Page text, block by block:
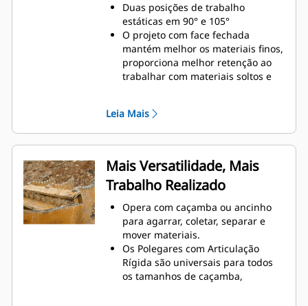
Duas posições de trabalho
estáticas em 90° e 105°
O projeto com face fechada
mantém melhor os materiais finos,
proporciona melhor retenção ao
trabalhar com materiais soltos e
Maior compatibilidade da
máquina devido a um projeto mais
leve
Aumente a produtividade com uso
periódico, quando apenas a
caçamba ou o ancinho não
aguentariam
Leia Mais
Mais Versatilidade, Mais
Trabalho Realizado
Opera com caçamba ou ancinho
para agarrar, coletar, separar e
mover materiais.
Os Polegares com Articulação
Rígida são universais para todos
os tamanhos de caçamba,